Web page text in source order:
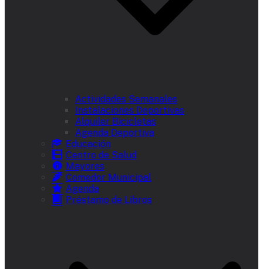
Actividades Semanales
Instalaciones Deportivas
Alquiler Bicicletas
Agenda Deportiva
Educación
Centro de Salud
Mayores
Comedor Municipal
Agenda
Préstamo de Libros